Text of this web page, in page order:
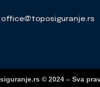
office@toposiguranje.rs
© 2024 – Sva